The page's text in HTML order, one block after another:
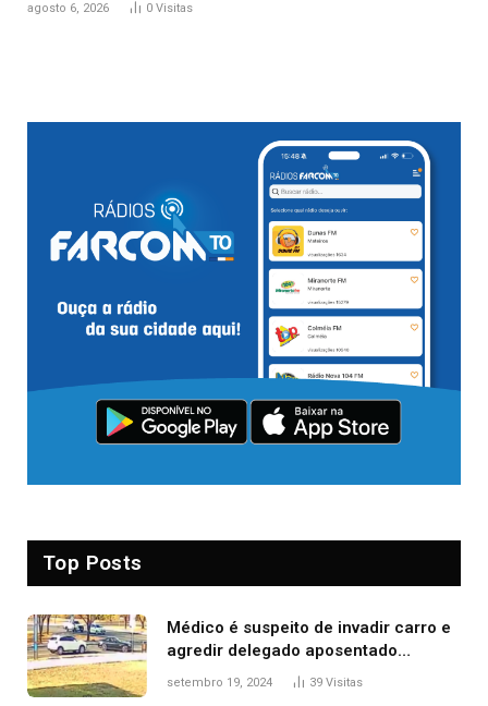
agosto 6, 2026 0 Visitas
Top Posts
Médico é suspeito de invadir carro e
agredir delegado aposentado
durante confusão no trânsito
setembro 19, 2024 39 Visitas